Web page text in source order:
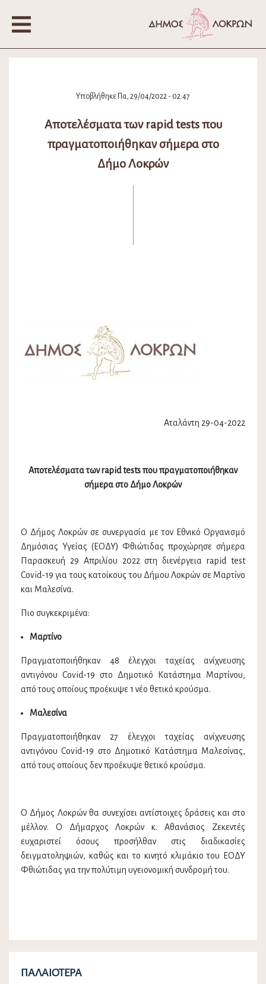
Υποβλήθηκε Πα, 29/04/2022 - 02:47
Αποτελέσματα των rapid tests που
πραγματοποιήθηκαν σήμερα στο
Δήμο Λοκρών
Αταλάντη 29-04-2022
Αποτελέσματα των rapid tests που πραγματοποιήθηκαν
σήμερα στο Δήμο Λοκρών
Ο Δήμος Λοκρών σε συνεργασία με τον Εθνικό Οργανισμό
Δημόσιας Υγείας (ΕΟΔΥ) Φθιώτιδας προχώρησε σήμερα
Παρασκευή 29 Απριλίου 2022 στη διενέργεια rapid test
Covid-19 για τους κατοίκους του Δήμου Λοκρών σε Μαρτίνο
και Μαλεσίνα.
Πιο συγκεκριμένα:
Μαρτίνο
Πραγματοποιήθηκαν 48 έλεγχοι ταχείας ανίχνευσης
αντιγόνου Covid-19 στο Δημοτικό Κατάστημα Μαρτίνου,
από τους οποίους προέκυψε 1 νέο θετικό κρούσμα.
Μαλεσίνα
Πραγματοποιήθηκαν 27 έλεγχοι ταχείας ανίχνευσης
αντιγόνου Covid-19 στο Δημοτικό Κατάστημα Μαλεσίνας,
από τους οποίους δεν προέκυψε θετικό κρούσμα.
Ο Δήμος Λοκρών θα συνεχίσει αντίστοιχες δράσεις και στο
μέλλον. Ο Δήμαρχος Λοκρών κ. Αθανάσιος Ζεκεντές
ευχαριστεί όσους προσήλθαν στις διαδικασίες
δειγματοληψιών, καθώς και το κινητό κλιμάκιο του ΕΟΔΥ
Φθιώτιδας για την πολύτιμη υγειονομική συνδρομή του.
ΠΑΛΑΙΌΤΕΡΑ